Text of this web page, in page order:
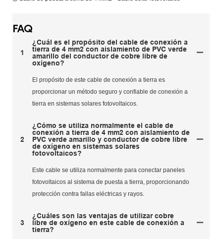
FAQ
1
¿Cuál es el propósito del cable de conexión a
tierra de 4 mm2 con aislamiento de PVC verde
amarillo del conductor de cobre libre de
oxígeno?
El propósito de este cable de conexión a tierra es
proporcionar un método seguro y confiable de conexión a
tierra en sistemas solares fotovoltaicos.
2
¿Cómo se utiliza normalmente el cable de
conexión a tierra de 4 mm2 con aislamiento de
PVC verde amarillo y conductor de cobre libre
de oxígeno en sistemas solares
fotovoltaicos?
Este cable se utiliza normalmente para conectar paneles
fotovoltaicos al sistema de puesta a tierra, proporcionando
protección contra fallas eléctricas y rayos.
3
¿Cuáles son las ventajas de utilizar cobre
libre de oxígeno en este cable de conexión a
tierra?